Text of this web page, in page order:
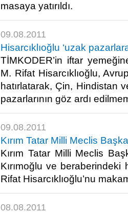
masaya yatırıldı.​ ​
09.08.2011
Hisarcıklıoğlu ‘uzak
TİMKODER’in iftar
M. Rifat Hisarcıklıoğlu,
hatırlatarak, Çin, Hindistan
pazarlarının göz ardı
09.08.2011
Kırım Tatar Milli Meclis
Kırım Tatar Milli Meclis
Kırımoğlu ve
Rifat Hisarcıklıoğlu’nu
08.08.2011